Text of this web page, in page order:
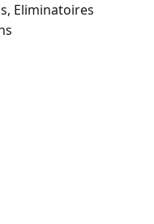
Eliminatoires